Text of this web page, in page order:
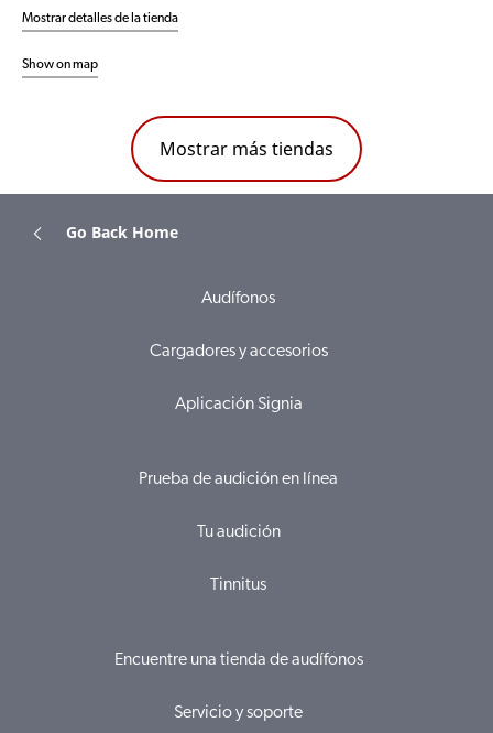
Mostrar detalles de la tienda
Show on map
Mostrar más tiendas
Go Back Home
Audífonos
Cargadores y accesorios
Aplicación Signia
Prueba de audición en línea
Tu audición
Tinnitus
Encuentre una tienda de audífonos
Servicio y soporte